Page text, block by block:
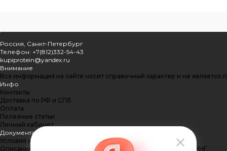
Россия, Санкт-Петербург
Телефон: +7(812)332-54-43
kupiprotein@yandex.ru
Внимание
Вся информация на сайте носит справочный характер и не
Инфо
Контакты
Доставка по РФ и СПб
Оплата
Полезные статьи
Личный кабинет
Документация
Условия конфиденциальности
Описание процесса передачи данных ПЭЙКИПЕР-ПРОЦЕССИНГ